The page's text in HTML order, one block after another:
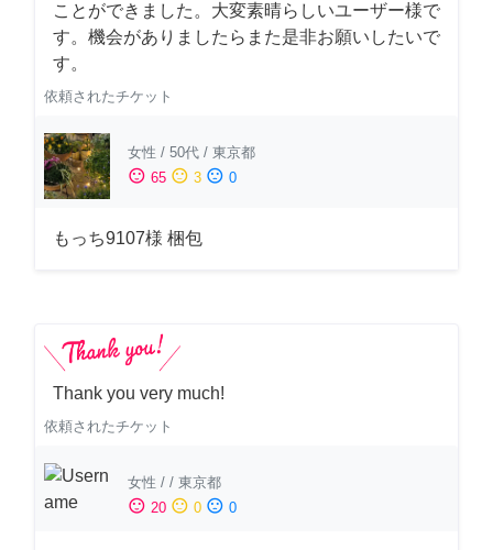
ことができました。大変素晴らしいユーザー様で
す。機会がありましたらまた是非お願いしたいで
す。
依頼されたチケット
女性 / 50代 / 東京都
sentiment_satisfied 65 sentiment_neutral 3 sentiment_dissatisfied 0
もっち9107様 梱包
Thank you very much!
依頼されたチケット
女性 / / 東京都
sentiment_satisfied 20 sentiment_neutral 0 sentiment_dissatisfied 0